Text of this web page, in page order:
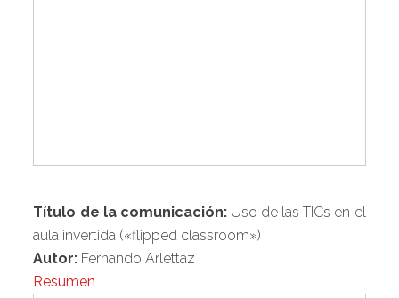
Título de la comunicación:Uso de las TICs en el
aula invertida («flipped classroom»)
Autor: Fernando Arlettaz
Resumen